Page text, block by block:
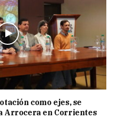
como ejes, se
Arrocera en Corrientes